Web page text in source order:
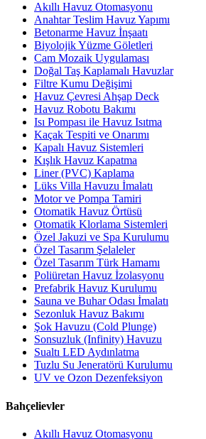
Akıllı Havuz Otomasyonu
Anahtar Teslim Havuz Yapımı
Betonarme Havuz İnşaatı
Biyolojik Yüzme Göletleri
Cam Mozaik Uygulaması
Doğal Taş Kaplamalı Havuzlar
Filtre Kumu Değişimi
Havuz Çevresi Ahşap Deck
Havuz Robotu Bakımı
Isı Pompası ile Havuz Isıtma
Kaçak Tespiti ve Onarımı
Kapalı Havuz Sistemleri
Kışlık Havuz Kapatma
Liner (PVC) Kaplama
Lüks Villa Havuzu İmalatı
Motor ve Pompa Tamiri
Otomatik Havuz Örtüsü
Otomatik Klorlama Sistemleri
Özel Jakuzi ve Spa Kurulumu
Özel Tasarım Şelaleler
Özel Tasarım Türk Hamamı
Poliüretan Havuz İzolasyonu
Prefabrik Havuz Kurulumu
Sauna ve Buhar Odası İmalatı
Sezonluk Havuz Bakımı
Şok Havuzu (Cold Plunge)
Sonsuzluk (Infinity) Havuzu
Sualtı LED Aydınlatma
Tuzlu Su Jeneratörü Kurulumu
UV ve Ozon Dezenfeksiyon
Bahçelievler
Akıllı Havuz Otomasyonu